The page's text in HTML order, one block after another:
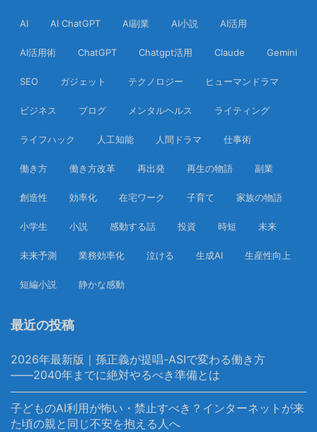
AI AI ChatGPT AI副業 AI小説 AI活用
AI活用術 ChatGPT Chatgpt活用 Claude Gemini
SEO ガジェット テクノロジー ヒューマンドラマ
ビジネス ブログ メンタルヘルス ライティング
ライフハック 人工知能 人間ドラマ 仕事術
働き方 働き方改革 再出発 再生の物語 副業
創造性 効率化 在宅ワーク 子育て 家族の物語
小学生 小説 感動する話 投資 時短 未来
未来予測 業務効率化 泣ける 生成AI 生産性向上
短編小説 静かな感動
最近の投稿
2026年最新版｜孫正義が提唱-ASIで変わる働き方
――2040年までに絶対やるべき準備とは
子どものAI利用が怖い・禁止すべき？インターネットが来
た頃の親と同じ不安を抱える人へ